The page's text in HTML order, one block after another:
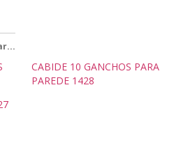
CABIDE 10 GANCHOS PARA
PAREDE 1428